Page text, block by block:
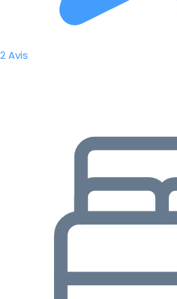
2 Avis